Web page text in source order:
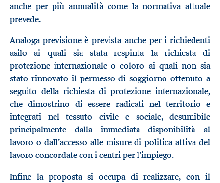
anche per più annualità come la normativa attuale
prevede.
Analoga previsione è prevista anche per i richiedenti
asilo ai quali sia stata respinta la richiesta di
protezione internazionale o coloro ai quali non sia
stato rinnovato il permesso di soggiorno ottenuto a
seguito della richiesta di protezione internazionale,
che dimostrino di essere radicati nel territorio e
integrati nel tessuto civile e sociale, desumibile
principalmente dalla immediata disponibilità al
lavoro o dall’accesso alle misure di politica attiva del
lavoro concordate con i centri per l’impiego.
Infine la proposta si occupa di realizzare, con il